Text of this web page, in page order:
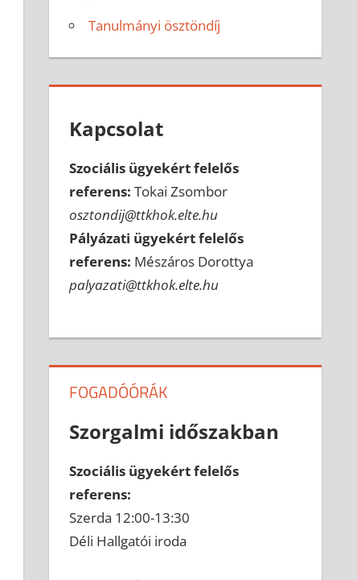
Tanulmányi ösztöndíj
Kapcsolat
Szociális ügyekért felelős
referens: Tokai Zsombor
osztondij@ttkhok.elte.hu
Pályázati ügyekért felelős
referens: Mészáros Dorottya
palyazati@ttkhok.elte.hu
FOGADÓÓRÁK
Szorgalmi időszakban
Szociális ügyekért felelős
referens:
Szerda 12:00-13:30
Déli Hallgatói iroda